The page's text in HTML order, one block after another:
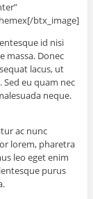
btx_image]
id nisi
massa. Donec
lacus, ut
Sed eu quam nec
neque.
ac nunc
lorem, pharetra
leo eget enim
purus